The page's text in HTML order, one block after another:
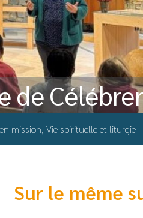
de Célébrer
mission,Vie spirituelle et liturgie
Sur le même